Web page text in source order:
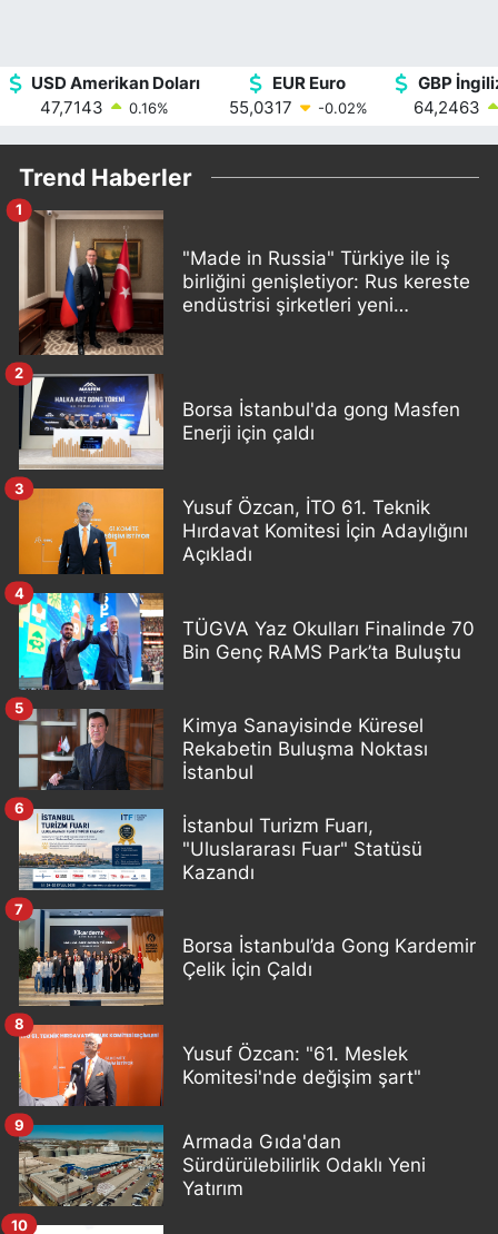
USD Amerikan Doları
47,7143
0.16%
EUR Euro
55,0317
-0.02%
GBP
64,2463
Trend Haberler
"Made in Russia" Türkiye ile iş
birliğini genişletiyor: Rus kereste
endüstrisi şirketleri yeni
1
Borsa İstanbul'da gong Masfen
Enerji için çaldı
2
Yusuf Özcan, İTO 61. Teknik
Hırdavat Komitesi İçin Adaylığını
Açıkladı
3
TÜGVA Yaz Okulları Finalinde 70
Bin Genç RAMS Park’ta Buluştu
4
Kimya Sanayisinde Küresel
Rekabetin Buluşma Noktası
İstanbul
5
İstanbul Turizm Fuarı,
"Uluslararası Fuar" Statüsü
Kazandı
6
Borsa İstanbul’da Gong Kardemir
Çelik İçin Çaldı
7
Yusuf Özcan: "61. Meslek
Komitesi'nde değişim şart"
8
Armada Gıda'dan
Sürdürülebilirlik Odaklı Yeni
Yatırım
9
10